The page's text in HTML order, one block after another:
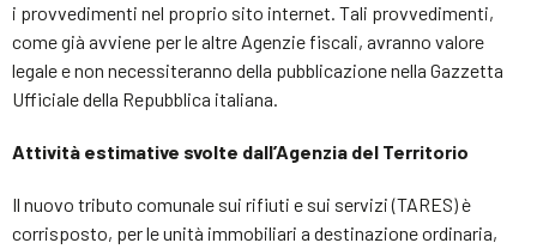
i provvedimenti nel proprio sito internet. Tali provvedimenti,
come già avviene per le altre Agenzie fiscali, avranno valore
legale e non necessiteranno della pubblicazione nella Gazzetta
Ufficiale della Repubblica italiana.
Attività estimative svolte dall’Agenzia del Territorio
Il nuovo tributo comunale sui rifiuti e sui servizi (TARES) è
corrisposto, per le unità immobiliari a destinazione ordinaria,